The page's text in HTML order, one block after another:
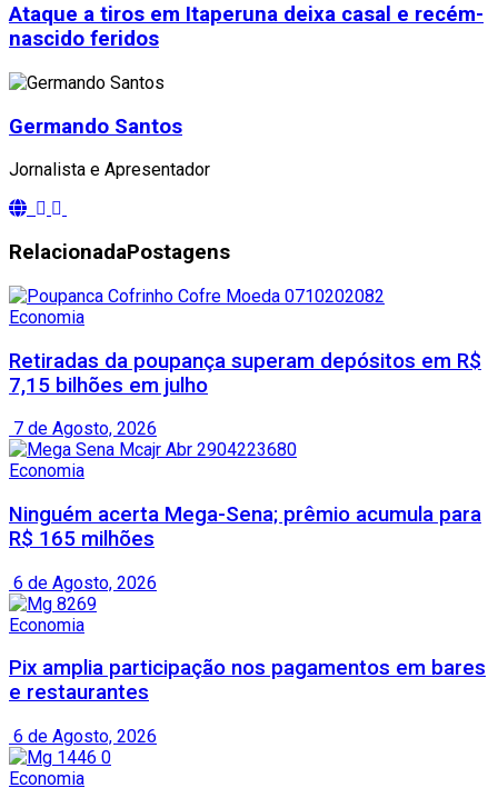
Ataque a tiros em Itaperuna deixa casal e recém-
nascido feridos
Germando Santos
Jornalista e Apresentador
RelacionadaPostagens
Economia
Retiradas da poupança superam depósitos em R$
7,15 bilhões em julho
7 de Agosto, 2026
Economia
Ninguém acerta Mega-Sena; prêmio acumula para
R$ 165 milhões
6 de Agosto, 2026
Economia
Pix amplia participação nos pagamentos em bares
e restaurantes
6 de Agosto, 2026
Economia